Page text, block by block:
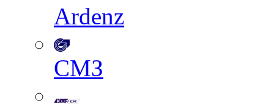
Ardenz
СМЗ